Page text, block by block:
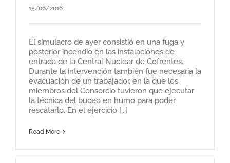
15/06/2016
El simulacro de ayer consistió en una fuga y
posterior incendio en las instalaciones de
entrada de la Central Nuclear de Cofrentes.
Durante la intervención también fue necesaria la
evacuación de un trabajador, en la que los
miembros del Consorcio tuvieron que ejecutar
la técnica del buceo en humo para poder
rescatarlo. En el ejercicio [...]
Read More